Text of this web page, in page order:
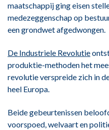
maatschappij ging eisen
medezeggenschap op
een grondwet afgedwongen.
De Industriele Revolutie
produktie-methoden het
revolutie verspreide zich in
heel Europa.
Beide gebeurtenissen
voorspoed, welvaart en